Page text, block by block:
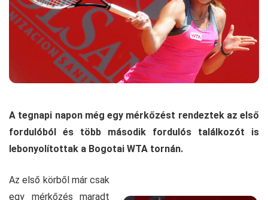
A tegnapi napon még egy mérkőzést rendeztek az első
fordulóból és több második fordulós találkozót is
lebonyolítottak a Bogotai WTA tornán.
Az első körből már csak
egy mérkőzés maradt